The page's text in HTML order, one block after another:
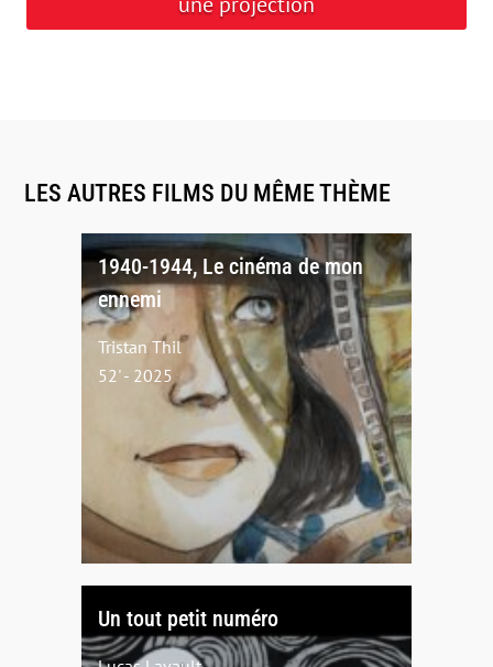
LES AUTRES FILMS DU MÊME THÈME
1940-1944, Le cinéma de mon
ennemi
Tristan Thil
52' - 2025
Un tout petit numéro